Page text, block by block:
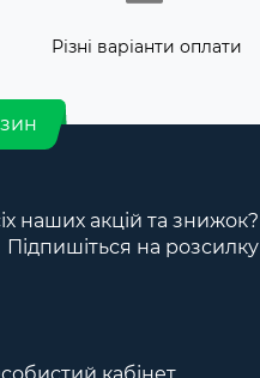
Різні варіанти оплати
наших акцій та знижок?
Підпишіться на розсилку